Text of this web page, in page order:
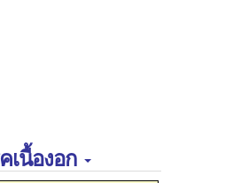
เนื้องอก